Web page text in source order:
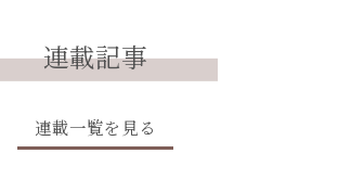
連載記事
連載一覧を見る